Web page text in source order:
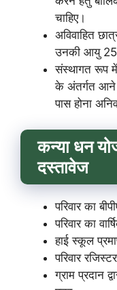
चाहिए।
अविवाहित
उनकी आयु 25
संस्थागत रूप में
के अंतर्गत आने
पास होना
कन्या धन
दस्तावेज
परिवार का
परिवार का
हाई स्कूल
परिवार
ग्राम प्रदान